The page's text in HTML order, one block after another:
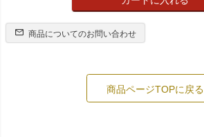
商品についてのお問い合わせ
商品ページTOPに戻る